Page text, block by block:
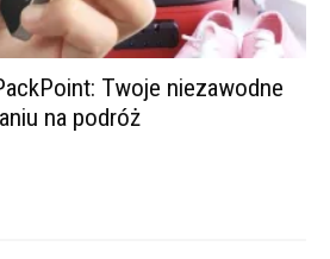
Twoje niezawodne
na podróż